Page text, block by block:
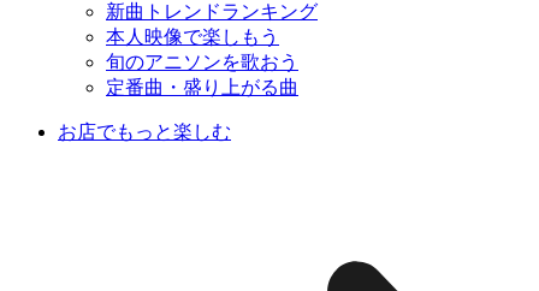
新曲トレンドランキング
本人映像で楽しもう
旬のアニソンを歌おう
定番曲・盛り上がる曲
お店でもっと楽しむ